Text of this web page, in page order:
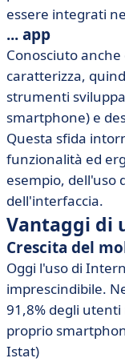
essere integrati
... app
Conosciuto anche
caratterizza,
strumenti
smartphone) e
Questa sfida
funzionalità ed
esempio, dell'uso
dell'interfaccia.
Vantaggi di
Crescita del
Oggi l'uso di
imprescindibile.
91,8% degli
proprio
Istat)